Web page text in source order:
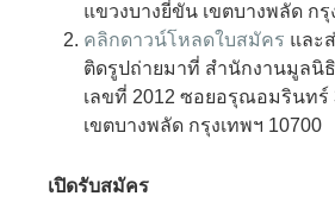
แขวงบางยี่ขัน เขตบางพลัด กรุ
คลิกดาวน์โหลดใบสมัคร และ
ติดรูปถ่ายมาที่ สำนักงานมูลนิ
เลขที่ 2012 ซอยอรุณอมรินทร์
เขตบางพลัด กรุงเทพฯ 10700
เปิดรับสมัคร